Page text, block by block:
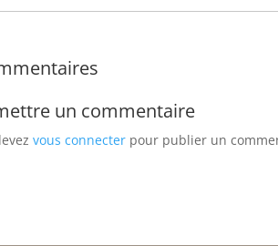
un commentaire
vous connecter pour publier un